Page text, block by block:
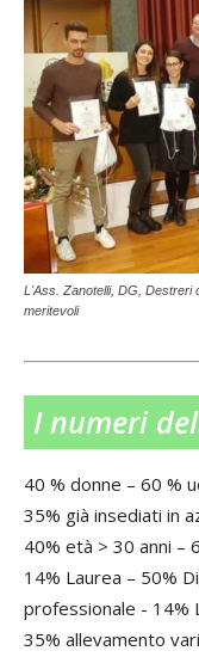
L'Ass. Zanotelli, DG, Destreri
meritevoli
I numeri
40 % donne – 60 %
35% già insediati in
40% età > 30 anni –
14% Laurea – 50%
professionale - 14%
35% allevamento